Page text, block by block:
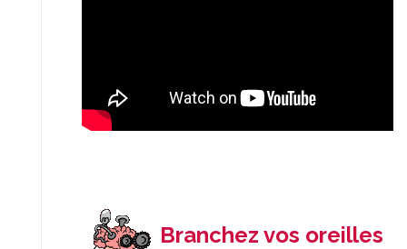
Branchez vos oreilles